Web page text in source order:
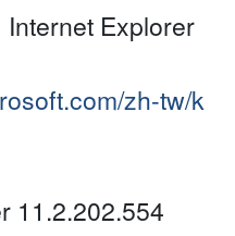
Explorer
zh-tw/k
11.2.202.554